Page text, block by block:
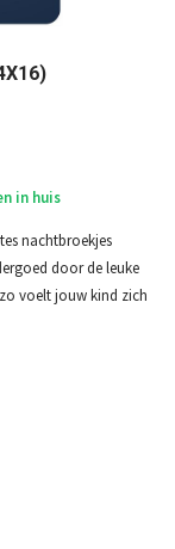
in huis
nachtbroekjes
door de leuke
voelt jouw kind zich